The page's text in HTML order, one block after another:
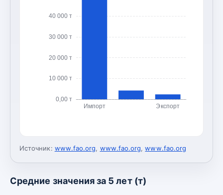
0,00 т
10 000 т
20 000 т
30 000 т
40 000 т
Импорт Экспорт
Источник: www.fao.org, www.fao.org,www.fao.org
Средние значения за 5 лет (т)